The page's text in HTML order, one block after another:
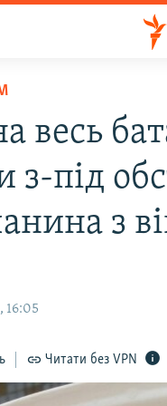
весь
з-під
з
16:05
Читати без VPN